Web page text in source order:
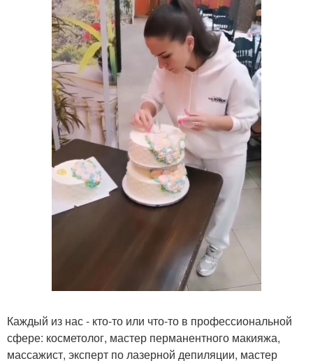
Каждый из нас - кто-то или что-то в профессиональной
сфере: косметолог, мастер перманентного макияжа,
массажист, эксперт по лазерной депиляции, мастер